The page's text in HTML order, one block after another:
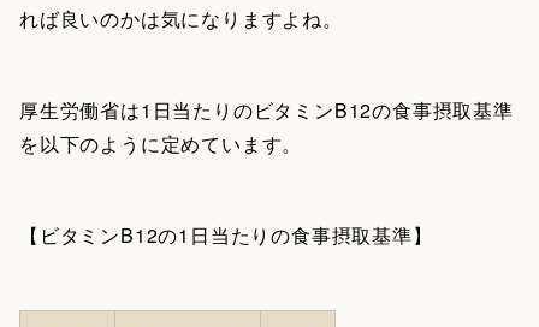
れば良いのかは気になりますよね。
厚生労働省は1日当たりのビタミンB12の食事摂取基準
を以下のように定めています。
【ビタミンB12の1日当たりの食事摂取基準】